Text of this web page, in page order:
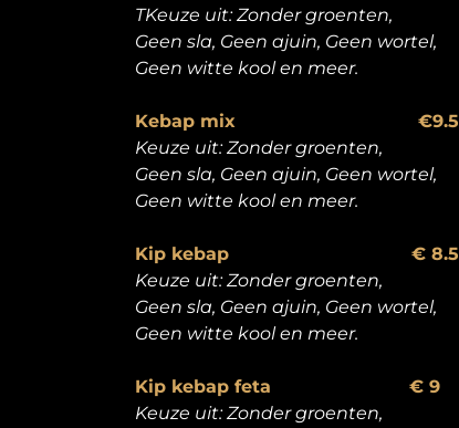
TKeuze uit: Zonder groenten,
Geen sla, Geen ajuin, Geen wortel,
Geen witte kool en meer.
Kebap mix €9.5
Keuze uit: Zonder groenten,
Geen sla, Geen ajuin, Geen wortel,
Geen witte kool en meer.
Kip kebap € 8.5
Keuze uit: Zonder groenten,
Geen sla, Geen ajuin, Geen wortel,
Geen witte kool en meer.
Kip kebap feta € 9
Keuze uit: Zonder groenten,